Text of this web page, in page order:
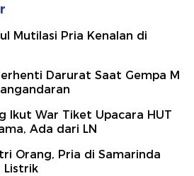
Mutilasi Pria Kenalan di
Darurat Saat Gempa M
Ikut War Tiket Upacara HUT
Ada dari LN
Orang, Pria di Samarinda
Listrik